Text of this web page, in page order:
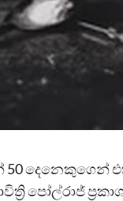
50 දෙනෙකුගෙන්
පෝල්රාජ්